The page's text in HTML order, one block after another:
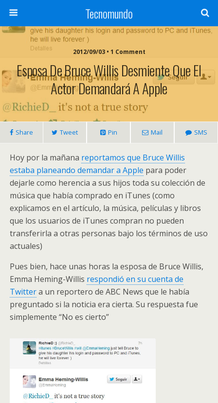
Tecnomundo
2012/09/03 • 1 Comment
Esposa De Bruce Willis Desmiente Que El
Actor Demandará A Apple
Share Tweet Pin Mail SMS
Hoy por la mañana reportamos que Bruce Willis
estaba planeando demandar a Apple para poder
dejarle como herencia a sus hijos toda su colección de
música que había comprado en iTunes (como
explicamos en el artículo, la música, películas y libros
que los usuarios de iTunes compran no pueden
transferirla a otras personas bajo los términos de uso
actuales)
Pues bien, hace unas horas la esposa de Bruce Willis,
Emma Heming-Willis respondió en su cuenta de
Twittera un reportero de ABC News que le había
preguntado si la noticia era cierta. Su respuesta fue
simplemente “No es cierto”